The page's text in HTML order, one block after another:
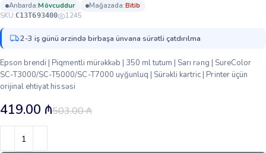
anbarda: mövcuddur mağazada:
bi̇ti̇b
SKU:C13T693400 1245
2-3 iş günü ərzində birbaşa ünvana sürətli çatdırılma
Epson brendi | Piqmentli mürəkkəb | 350 ml tutum | Sarı rəng | SureColor
SC-T3000/SC-T5000/SC-T7000 uyğunluq | Sürəkli kartric | Printer üçün
orijinal ehtiyat hissəsi
503.00₼
419.00 ₼